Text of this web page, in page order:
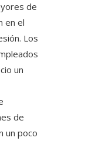
de
en el
Los
un
de
un poco